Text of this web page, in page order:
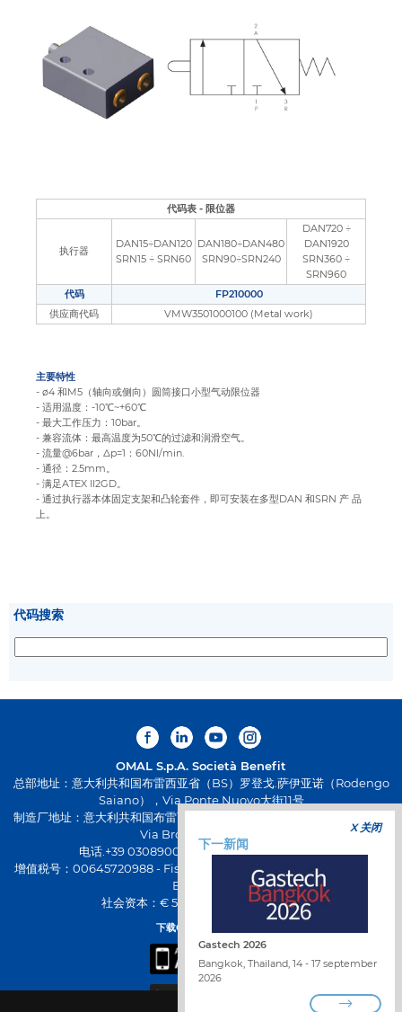
代码表 - 限位器
执行器
DAN15÷DAN120
SRN15 ÷ SRN60
DAN180÷DAN480
SRN90÷SRN240
DAN720 ÷
DAN1920
SRN360 ÷
SRN960
代码
FP210000
供应商代码
VMW3501000100 (Metal work)
主要特性
- ø4 和M5（轴向或侧向）圆筒接口小型气动限位器
- 适用温度：-10℃~+60℃
- 最大工作压力：10bar。
- 兼容流体：最高温度为50℃的过滤和润滑空气。
- 流量@6bar，Δp=1：60Nl/min.
- 通径：2.5mm。
- 满足ATEX II2GD。
- 通过执行器本体固定支架和凸轮套件，即可安装在多型DAN 和SRN 产 品
上。
代码搜索
OMAL S.p.A. Società Benefit
总部地址：意大利共和国布雷西亚省（BS）罗登戈.萨伊亚诺（Rodengo
Saiano），Via Ponte Nuovo大街11号
制造厂地址：意大利共和国布雷西亚省（BS）帕西拉诺（Passirano），
Via Brognolo大街12号
电话.+39 0308900145 传真.+39 0308900423
增值税号：00645720988 - Fiscal Code: 01661640175 - 工商注册号：
BS-258271
社会资本：€ 500,000.00 已全额缴纳
下载OMAL全新应用
X 关闭
下一新闻
Gastech 2026
Bangkok, Thailand, 14 - 17 september
2026